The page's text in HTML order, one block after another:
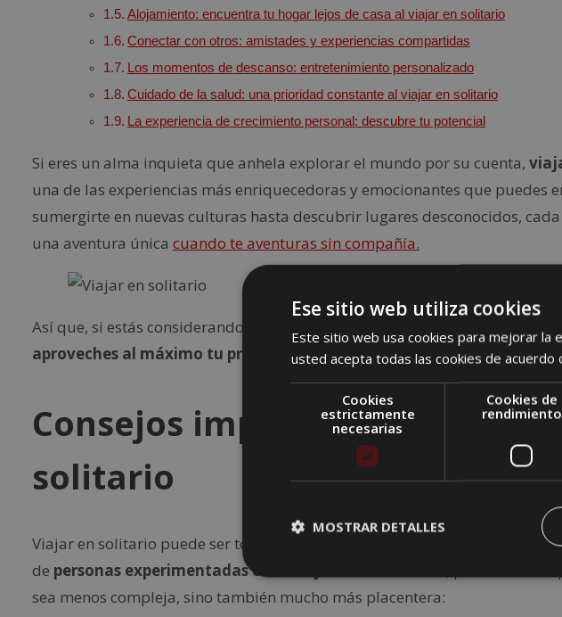
Alojamiento: encuentra tu hogar lejos de casa al viajar en solitario
Conectar con otros: amistades y experiencias compartidas
Los momentos de descanso: entretenimiento personalizado
Cuidado de la salud: una prioridad constante al viajar en solitario
La experiencia de crecimiento personal: descubre tu potencial
Si eres un alma inquieta que anhela explorar el mundo por su cuenta,
una de las experiencias más enriquecedoras y emocionantes que puedes
sumergirte en nuevas culturas hasta descubrir lugares desconocidos,
una aventura única cuando te aventuras sin compañía.
Así que, si estás considerando viajar solo, el día de hoy te brindamos
aproveches al máximo tu próximo viaje en solitario.
Consejos imprescindibles
solitario
Viajar en solitario puede ser todo un reto. Sin embargo, siguiendo los
de personas experimentadas en el viajar de esta forma
sea menos compleja, sino también mucho más placentera:
Ese sitio web utiliza cookies
Este sitio web usa cookies para mejorar la
usted acepta todas las cookies de acuerdo
Cookies
estrictamente
necesarias
Cookies de
rendimiento
MOSTRAR DETALLES